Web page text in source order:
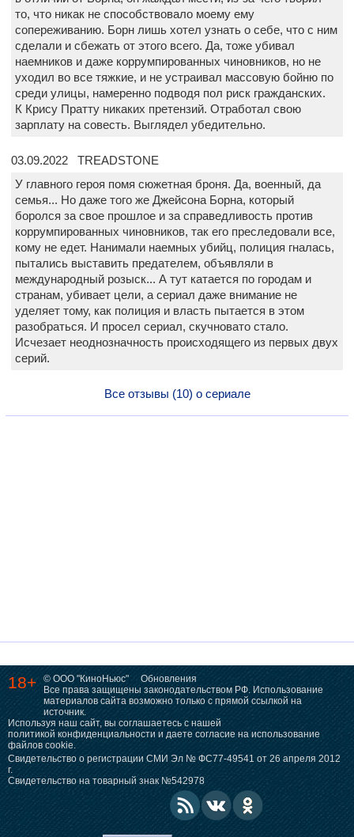
то, что никак не способствовало моему ему
сопереживанию. Борн лишь хотел узнать о себе, что с ним
сделали и сбежать от этого всего. Да, тоже убивал
наемников и даже коррумпированных чиновников, но не
уходил во все тяжкие, и не устраивал массовую бойню по
среди улицы, намеренно подводя пол риск гражданских.
К Крису Пратту никаких претензий. Отработал свою
зарплату на совесть. Выглядел убедительно.
03.09.2022 TREADSTONE
У главного героя помя сюжетная броня. Да, военный, да
семья... Но даже того же Джейсона Борна, который
боролся за свое прошлое и за справедливость против
коррумпированных чиновников, так его преследовали все,
кому не едет. Нанимали наемных убийц, полиция гналась,
пытались выставить предателем, объявляли в
международный розыск... А тут катается по городам и
странам, убивает цели, а сериал даже внимание не
уделяет тому, как полиция и власть пытается в этом
разобраться. И просел сериал, скучновато стало.
Исчезает неоднозначность происходящего из первых двух
серий.
Все отзывы (10) о сериале
18+ © ООО "КиноНьюс"
Обновления
Все права защищены законодательством РФ. Использование
материалов сайта возможно только с прямой ссылкой на
источник.
Используя наш сайт, вы соглашаетесь с нашей
политикой конфиденциальности и даете согласие на использование
файлов cookie.
Свидетельство о регистрации СМИ Эл № ФС77-49541 от 26 апреля 2012
г.
Свидетельство на товарный знак №542978